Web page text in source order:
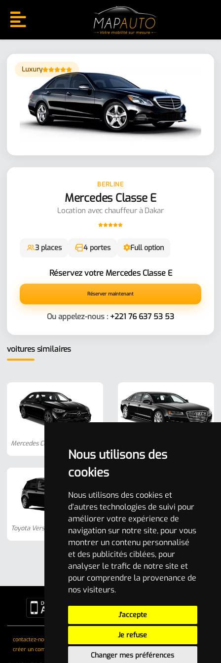
Nous utilisons des
cookies
Nous utilisons des cookies et
d'autres technologies de suivi pour
améliorer votre expérience de
navigation sur notre site, pour vous
montrer un contenu personnalisé
et des publicités ciblées, pour
analyser le trafic de notre site et
pour comprendre la provenance de
nos visiteurs.
J'accepte
Je refuse
Changer mes préférences
location de voitures - Mercedes Classe E
Luxury
BERLINE
Mercedes Classe E
Location avec chauffeur à Dakar
3 places 4 portes Full option
Réservez votre Mercedes Classe E
Réserver maintenant
Ou appelez-nous : +221 76 637 53 53
voitures similaires
Mercedes Classe C
Toyota Verso
Berline
Peugeot 508
contactez-nous
créer un compte !